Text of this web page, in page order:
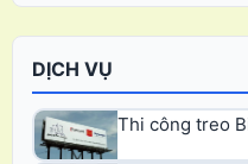
DỊCH VỤ
Thi công treo